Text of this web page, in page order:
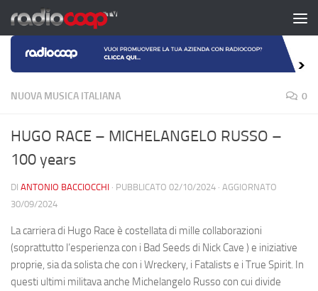
Salta al contenuto
NUOVA MUSICA ITALIANA 0
HUGO RACE – MICHELANGELO RUSSO –
100 years
DI ANTONIO BACCIOCCHI · PUBBLICATO 02/10/2024 · AGGIORNATO
30/09/2024
La carriera di Hugo Race è costellata di mille collaborazioni
(soprattutto l’esperienza con i Bad Seeds di Nick Cave ) e iniziative
proprie, sia da solista che con i Wreckery, i Fatalists e i True Spirit. In
questi ultimi militava anche Michelangelo Russo con cui divide